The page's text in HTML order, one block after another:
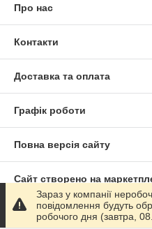
Про нас
Контакти
Доставка та оплата
Графік роботи
Повна версія сайту
Сайт створено на
Політика конфіденційності
Зараз у компанії
повідомлення будуть
робочого дня (завтра,